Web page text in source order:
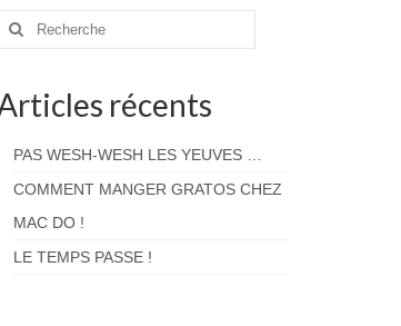
Rechercher
récents
PAS WESH-WESH LES YEUVES …
COMMENT MANGER GRATOS CHEZ
MAC DO !
LE TEMPS PASSE !